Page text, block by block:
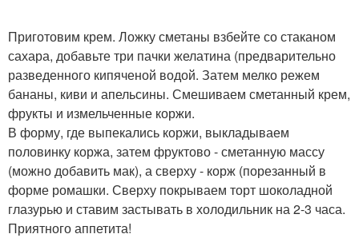
Приготовим крем. Ложку сметаны взбейте со стаканом
сахара, добавьте три пачки желатина (предварительно
разведенного кипяченой водой. Затем мелко режем
бананы, киви и апельсины. Смешиваем сметанный крем,
фрукты и измельченные коржи.
В форму, где выпекались коржи, выкладываем
половинку коржа, затем фруктово - сметанную массу
(можно добавить мак), а сверху - корж (порезанный в
форме ромашки. Сверху покрываем торт шоколадной
глазурью и ставим застывать в холодильник на 2-3 часа.
Приятного аппетита!